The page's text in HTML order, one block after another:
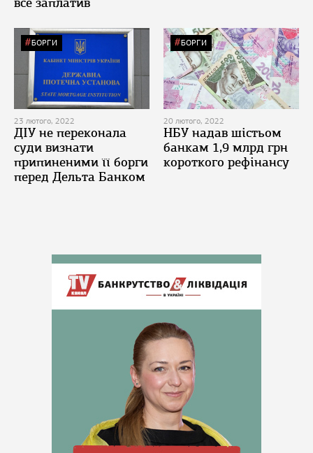
БОРГИ
23 лютого, 2022
ДІУ не переконала
суди визнати
припиненими її борги
перед Дельта Банком
БОРГИ
20 лютого, 2022
НБУ надав шістьом
банкам 1,9 млрд грн
короткого рефінансу